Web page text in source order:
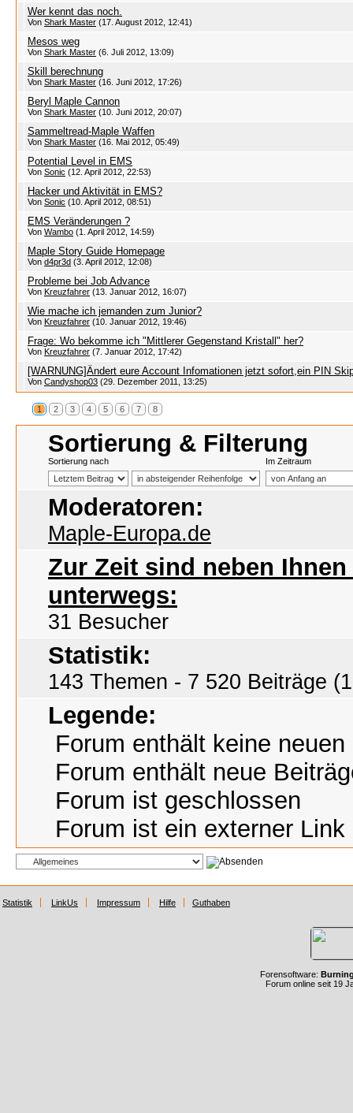
Wer kennt das noch.
Von Shark Master (17. August 2012, 12:41)
Mesos weg
Von Shark Master (6. Juli 2012, 13:09)
Skill berechnung
Von Shark Master (16. Juni 2012, 17:26)
Beryl Maple Cannon
Von Shark Master (10. Juni 2012, 20:07)
Sammeltread-Maple Waffen
Von Shark Master (16. Mai 2012, 05:49)
Potential Level in EMS
Von Sonic (12. April 2012, 22:53)
Hacker und Aktivität in EMS?
Von Sonic (10. April 2012, 08:51)
EMS Veränderungen ?
Von Wambo (1. April 2012, 14:59)
Maple Story Guide Homepage
Von d4pr3d (3. April 2012, 12:08)
Probleme bei Job Advance
Von Kreuzfahrer (13. Januar 2012, 16:07)
Wie mache ich jemanden zum Junior?
Von Kreuzfahrer (10. Januar 2012, 19:46)
Frage: Wo bekomme ich "Mittlerer Gegenstand Kristall" her?
Von Kreuzfahrer (7. Januar 2012, 17:42)
[WARNUNG]Ändert eure Account Infomationen jetzt sofort,ein PIN
Von Candyshop03 (29. Dezember 2011, 13:25)
1 2 3 4 5 6 7 8
Sortierung & Filterung
Sortierung nach Im Zeitraum
Moderatoren:
Maple-Europa.de
Zur Zeit sind neben
unterwegs:
31 Besucher
Statistik:
143 Themen - 7 520 Beiträge
Legende:
Forum enthält keine neuen
Forum enthält neue
Forum ist geschlossen
Forum ist ein externer Link
Statistik LinkUs Impressum Hilfe Guthaben
Forensoftware:
Forum online seit 19